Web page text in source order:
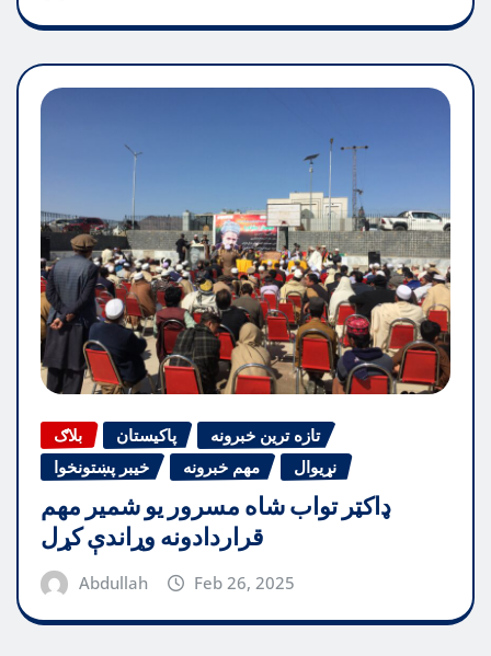
بلاګ پاکیستان
تازه ترین خبرونه
خیبر پښتونخوا
مهم خبرونه نړیوال
ډاکټر تواب شاه مسرور یو شمیر مهم
قراردادونه وړاندې کړل
Abdullah Feb 26, 2025